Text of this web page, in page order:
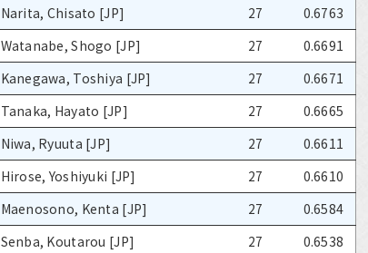
Narita, Chisato [JP] 27
0.6763
Watanabe, Shogo [JP] 27
0.6691
Kanegawa, Toshiya [JP] 27
0.6671
Tanaka, Hayato [JP] 27
0.6665
Niwa, Ryuuta [JP] 27
0.6611
Hirose, Yoshiyuki [JP] 27
0.6610
Maenosono, Kenta [JP] 27
0.6584
Senba, Koutarou [JP] 27 0.6538